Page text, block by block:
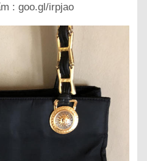
: goo.gl/irpjao